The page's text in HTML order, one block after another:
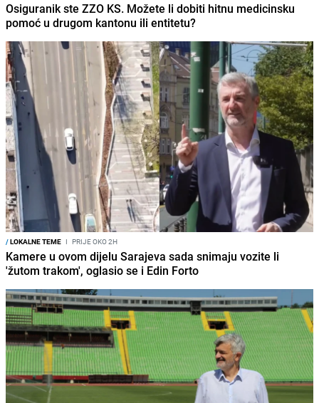
Osiguranik ste ZZO KS. Možete li dobiti hitnu medicinsku
pomoć u drugom kantonu ili entitetu?
/LOKALNE TEME I PRIJE OKO 2H
Kamere u ovom dijelu Sarajeva sada snimaju vozite li
'žutom trakom', oglasio se i Edin Forto